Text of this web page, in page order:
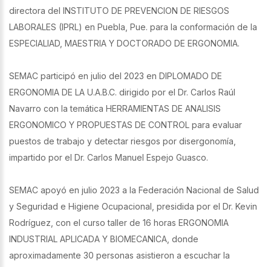
directora del INSTITUTO DE PREVENCION DE RIESGOS
LABORALES (IPRL) en Puebla, Pue. para la conformación de la
ESPECIALIAD, MAESTRIA Y DOCTORADO DE ERGONOMIA.
SEMAC participó en julio del 2023 en DIPLOMADO DE
ERGONOMIA DE LA U.A.B.C. dirigido por el Dr. Carlos Raúl
Navarro con la temática HERRAMIENTAS DE ANALISIS
ERGONOMICO Y PROPUESTAS DE CONTROL para evaluar
puestos de trabajo y detectar riesgos por disergonomía,
impartido por el Dr. Carlos Manuel Espejo Guasco.
SEMAC apoyó en julio 2023 a la Federación Nacional de Salud
y Seguridad e Higiene Ocupacional, presidida por el Dr. Kevin
Rodríguez, con el curso taller de 16 horas ERGONOMIA
INDUSTRIAL APLICADA Y BIOMECANICA, donde
aproximadamente 30 personas asistieron a escuchar la